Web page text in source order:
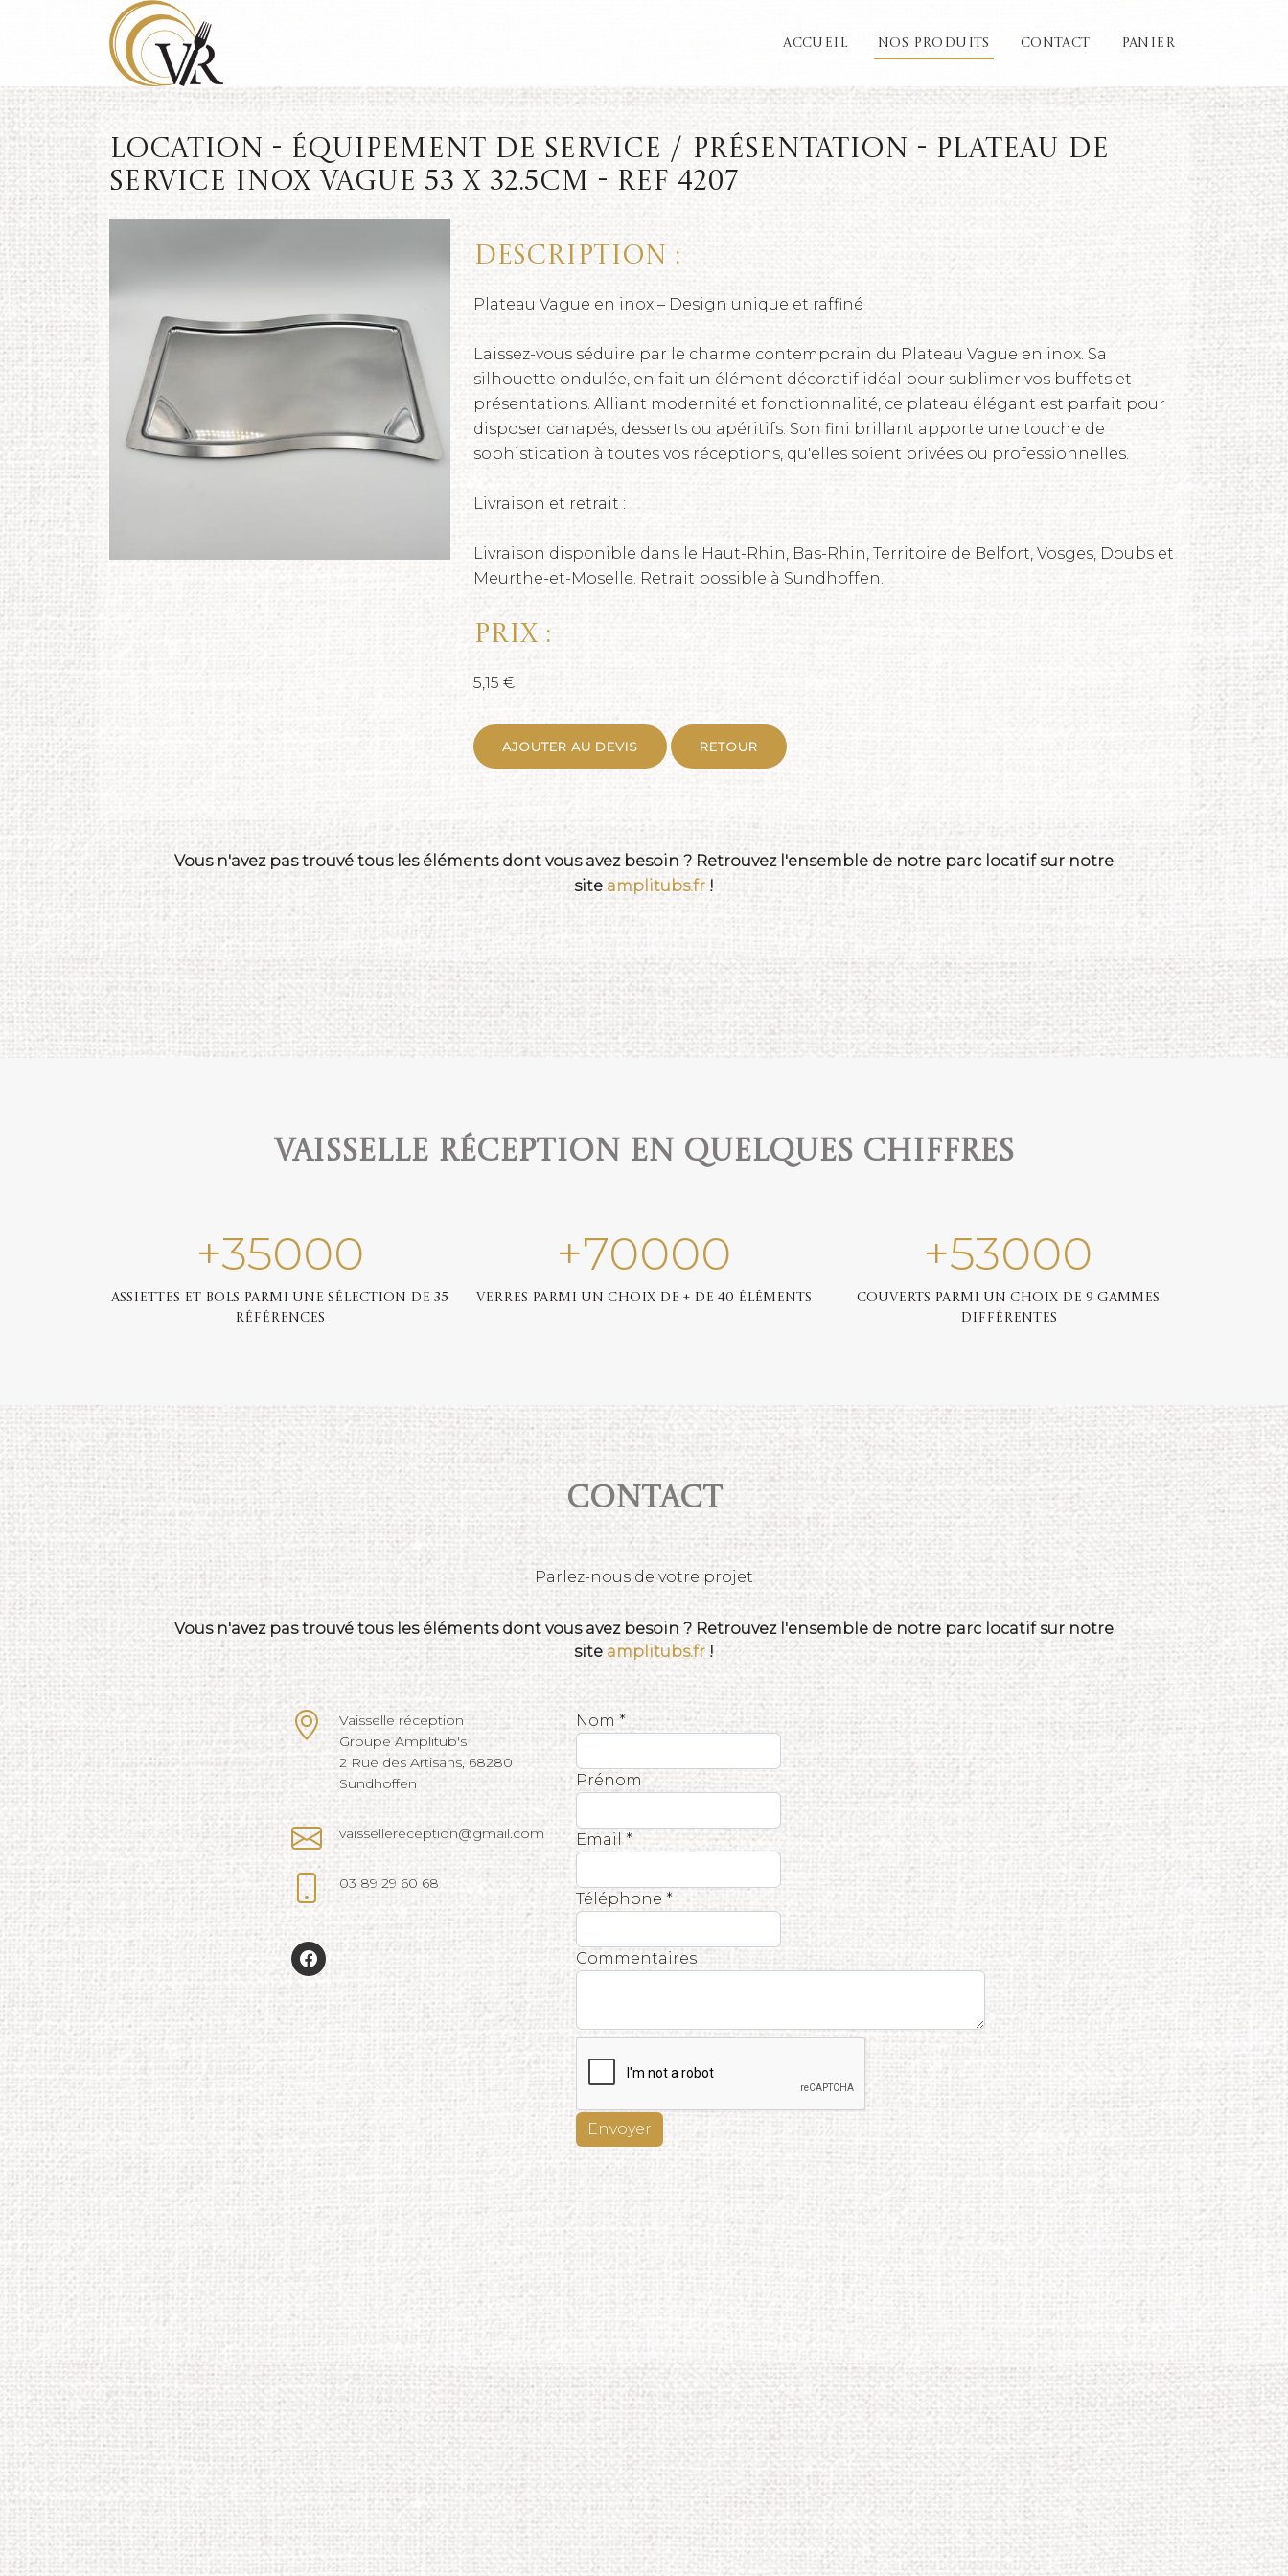
ACCUEIL NOS PRODUITS CONTACT PANIER
Location - Équipement de service / présentation - Plateau de
service inox Vague 53 x 32.5cm - REF 4207
Description :
Plateau Vague en inox – Design unique et raffiné
Laissez-vous séduire par le charme contemporain du Plateau Vague en inox. Sa
silhouette ondulée, en fait un élément décoratif idéal pour sublimer vos buffets et
présentations. Alliant modernité et fonctionnalité, ce plateau élégant est parfait pour
disposer canapés, desserts ou apéritifs. Son fini brillant apporte une touche de
sophistication à toutes vos réceptions, qu'elles soient privées ou professionnelles.
Livraison et retrait :
Livraison disponible dans le Haut-Rhin, Bas-Rhin, Territoire de Belfort, Vosges, Doubs et
Meurthe-et-Moselle. Retrait possible à Sundhoffen.
Prix :
5,15 €
AJOUTER AU DEVIS RETOUR
Vous n'avez pas trouvé tous les éléments dont vous avez besoin ? Retrouvez l'ensemble de notre parc locatif sur notre
site amplitubs.fr !
Vaisselle réception en quelques chiffres
+35000
Assiettes et bols parmi une sélection de 35
références
+70000
Verres parmi un choix de + de 40 éléments
+53000
Couverts parmi un choix de 9 gammes
différentes
Contact
Parlez-nous de votre projet
Vous n'avez pas trouvé tous les éléments dont vous avez besoin ? Retrouvez l'ensemble de notre parc locatif sur notre
site amplitubs.fr !
Vaisselle réception
Groupe Amplitub's
2 Rue des Artisans, 68280
Sundhoffen
vaissellereception@gmail.com
03 89 29 60 68
Nom *
Prénom
Email *
Téléphone *
Commentaires
Envoyer